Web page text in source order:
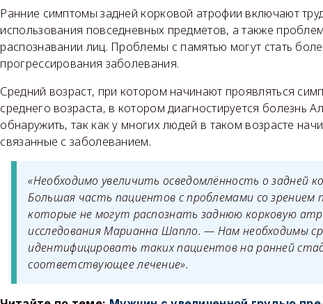
Ранние симптомы задней корковой атрофии включают
использования повседневных предметов, а также
распознавании лиц. Проблемы с памятью могут стать
прогрессирования заболевания.
Средний возраст, при котором начинают проявляться
среднего возраста, в котором диагностируется болезнь
обнаружить, так как у многих людей в таком возрасте
связанные с заболеванием.
«Необходимо увеличить осведомлённость о задней
Большая часть пациентов с проблемами со
которые не могут распознать заднюю корковую
исследования Марианна Шапло. — Нам необходимы
идентифицировать таких пациентов на ранней
соответствующее лечение».